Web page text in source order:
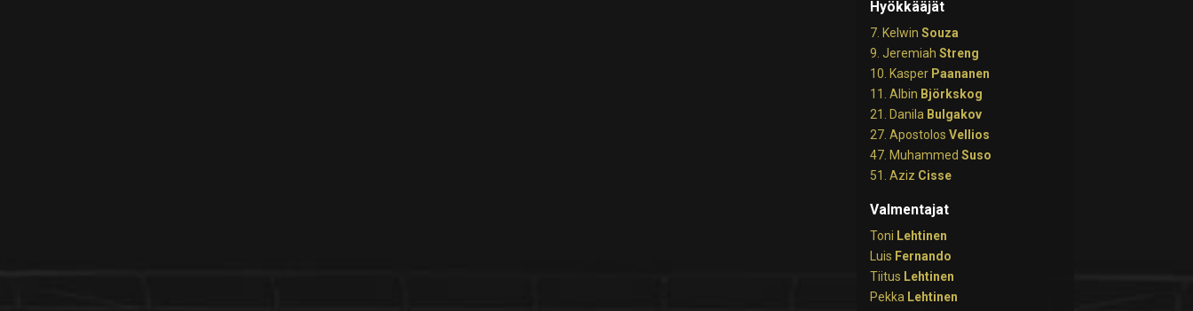
Hyökkääjät
7. Kelwin Souza
9. Jeremiah Streng
10. Kasper Paananen
11. Albin Björkskog
21. Danila Bulgakov
27. Apostolos Vellios
47. Muhammed Suso
51. Aziz Cisse
Valmentajat
Toni Lehtinen
Luis Fernando
Tiitus Lehtinen
Pekka Lehtinen